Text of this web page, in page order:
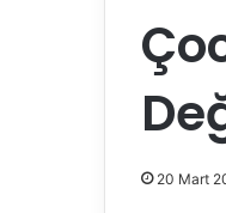
20 Mart